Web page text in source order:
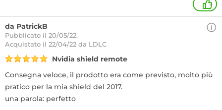
+
da PatrickB
Pubblicato il 20/05/22.
Acquistato il 22/04/22 da LDLC
Nvidia shield remote
Consegna veloce, il prodotto era come previsto, molto più
pratico per la mia shield del 2017.
una parola: perfetto